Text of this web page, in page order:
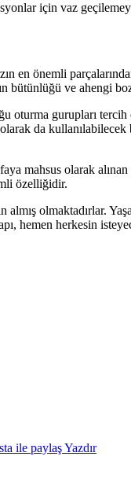
için vaz
en önemli
ve ahengi
gurupları
da
mahsus olarak
özelliğidir.
olmaktadırlar.
hemen herkesin
ile paylaşYazdır